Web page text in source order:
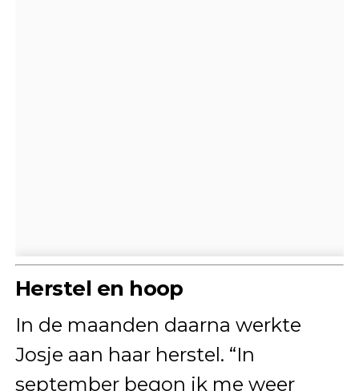
Herstel en hoop
In de maanden daarna werkte
Josje aan haar herstel. “In
september begon ik me weer